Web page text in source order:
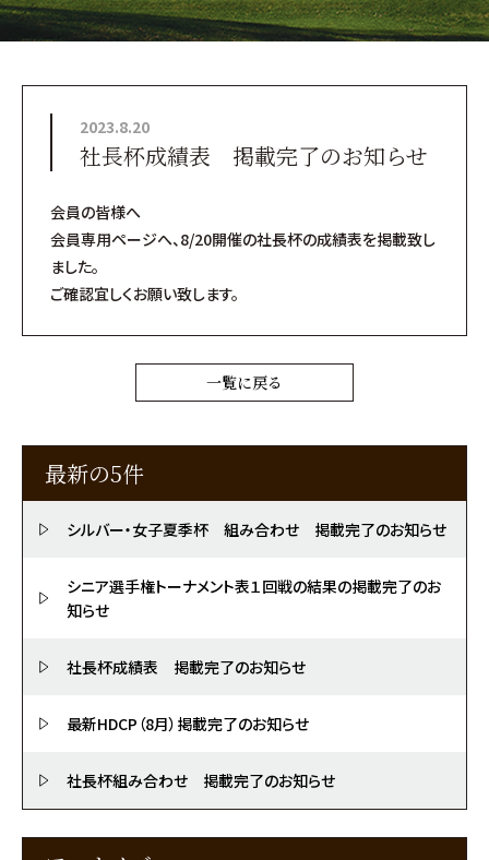
2023.8.20
社長杯成績表 掲載完了のお知らせ
会員の皆様へ
会員専用ページへ、8/20開催の社長杯の成績表を掲載致し
ました。
ご確認宜しくお願い致します。
一覧に戻る
最新の5件
シルバー・女子夏季杯 組み合わせ 掲載完了のお知らせ
シニア選手権トーナメント表１回戦の結果の掲載完了のお
知らせ
社長杯成績表 掲載完了のお知らせ
最新HDCP（8月）掲載完了のお知らせ
社長杯組み合わせ 掲載完了のお知らせ